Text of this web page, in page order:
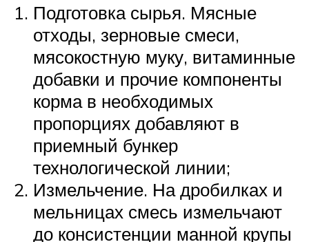
Подготовка сырья. Мясные
отходы, зерновые смеси,
мясокостную муку, витаминные
добавки и прочие компоненты
корма в необходимых
пропорциях добавляют в
приемный бункер
технологической линии;
Измельчение. На дробилках и
мельницах смесь измельчают
до консистенции манной крупы